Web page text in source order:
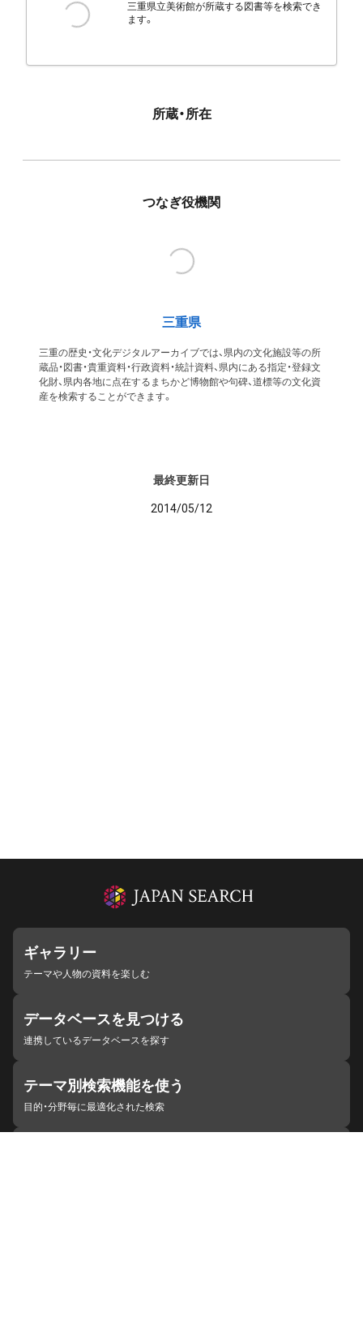
三重県立美術館が所蔵する図書等を検索でき
ます。
所蔵・所在
つなぎ役機関
三重県
三重の歴史・文化デジタルアーカイブでは、県内の文化施設等の所
蔵品・図書・貴重資料・行政資料・統計資料、県内にある指定・登録文
化財、県内各地に点在するまちかど博物館や句碑、道標等の文化資
産を検索することができます。
最終更新日
2014/05/12
ギャラリー
テーマや人物の資料を楽しむ
データベースを見つける
連携しているデータベースを探す
テーマ別検索機能を使う
目的・分野毎に最適化された検索